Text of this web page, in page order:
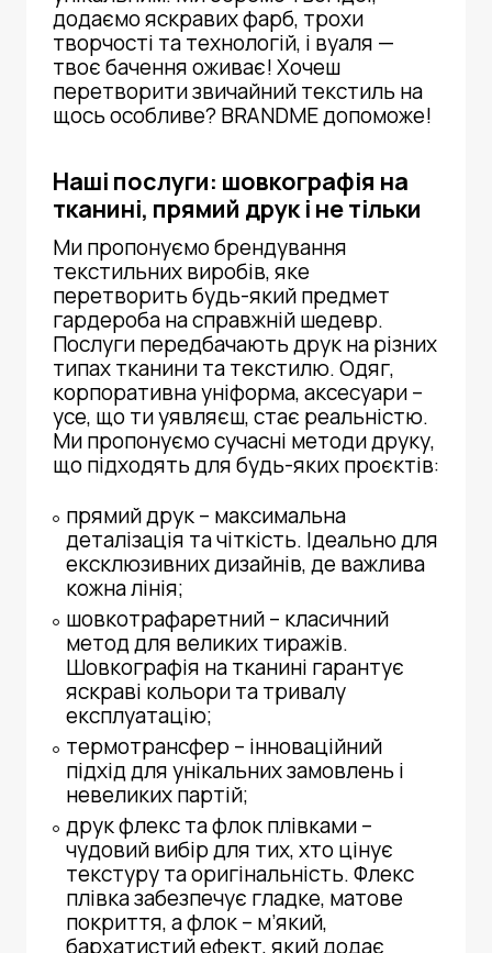
додаємо яскравих фарб, трохи
творчості та технологій, і вуаля —
твоє бачення оживає! Хочеш
перетворити звичайний текстиль на
щось особливе? BRANDME допоможе!
Наші послуги: шовкографія на
тканині, прямий друк і не тільки
Ми пропонуємо брендування
текстильних виробів, яке
перетворить будь-який предмет
гардероба на справжній шедевр.
Послуги передбачають друк на різних
типах тканини та текстилю. Одяг,
корпоративна уніформа, аксесуари –
усе, що ти уявляєш, стає реальністю.
Ми пропонуємо сучасні методи друку,
що підходять для будь-яких проєктів:
прямий друк – максимальна
деталізація та чіткість. Ідеально для
ексклюзивних дизайнів, де важлива
кожна лінія;
шовкотрафаретний – класичний
метод для великих тиражів.
Шовкографія на тканині гарантує
яскраві кольори та тривалу
експлуатацію;
термотрансфер – інноваційний
підхід для унікальних замовлень і
невеликих партій;
друк флекс та флок плівками –
чудовий вибір для тих, хто цінує
текстуру та оригінальність. Флекс
плівка забезпечує гладке, матове
покриття, а флок – м’який,
бархатистий ефект, який додає